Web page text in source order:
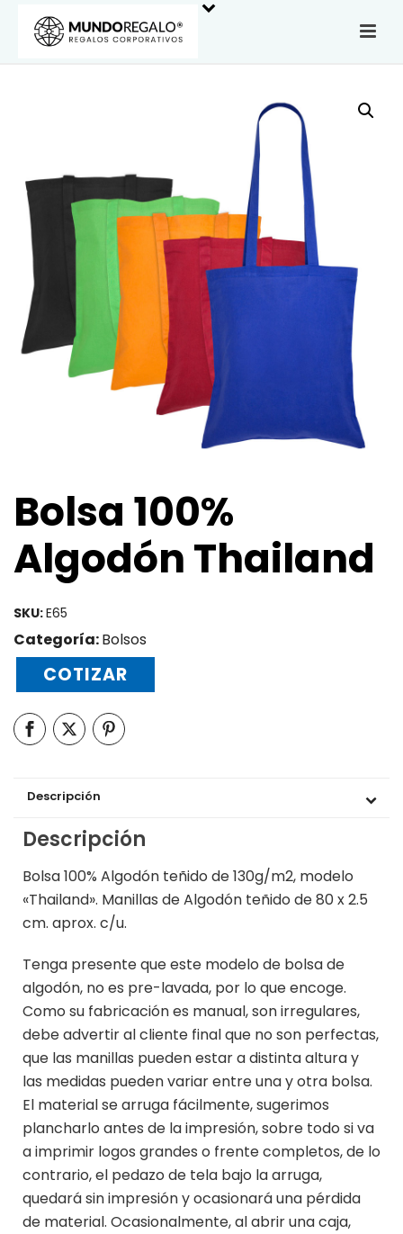
Bolsa 100%
Algodón Thailand
SKU:E65
Categoría:Bolsos
COTIZAR
Descripción
Descripción
Bolsa 100% Algodón teñido de 130g/m2, modelo
«Thailand». Manillas de Algodón teñido de 80 x 2.5
cm. aprox. c/u.
Tenga presente que este modelo de bolsa de
algodón, no es pre-lavada, por lo que encoge.
Como su fabricación es manual, son irregulares,
debe advertir al cliente final que no son perfectas,
que las manillas pueden estar a distinta altura y
las medidas pueden variar entre una y otra bolsa.
El material se arruga fácilmente, sugerimos
plancharlo antes de la impresión, sobre todo si va
a imprimir logos grandes o frente completos, de lo
contrario, el pedazo de tela bajo la arruga,
quedará sin impresión y ocasionará una pérdida
de material. Ocasionalmente, al abrir una caja,